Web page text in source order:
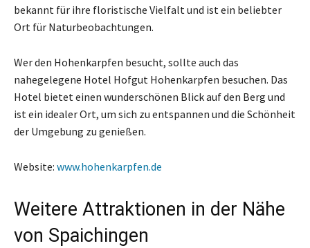
bekannt für ihre floristische Vielfalt und ist ein beliebter
Ort für Naturbeobachtungen.
Wer den Hohenkarpfen besucht, sollte auch das
nahegelegene Hotel Hofgut Hohenkarpfen besuchen. Das
Hotel bietet einen wunderschönen Blick auf den Berg und
ist ein idealer Ort, um sich zu entspannen und die Schönheit
der Umgebung zu genießen.
Website: www.hohenkarpfen.de
Weitere Attraktionen in der Nähe
von Spaichingen